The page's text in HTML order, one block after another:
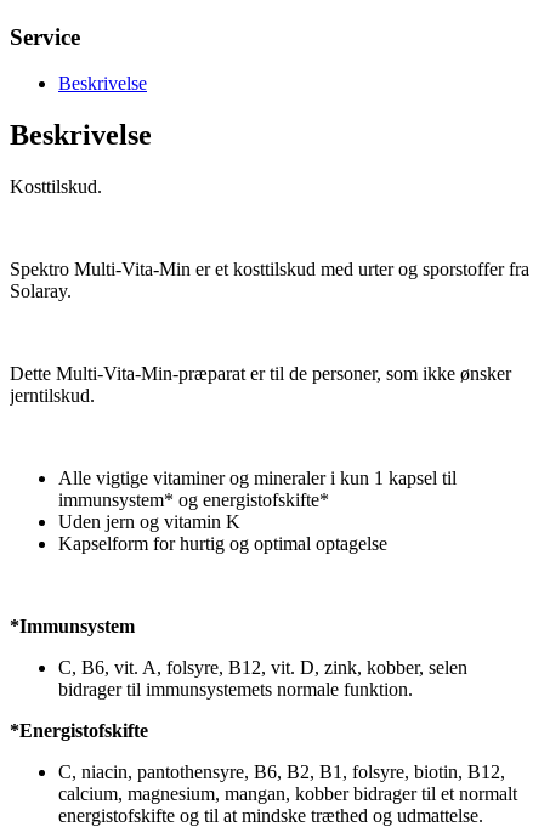
Service
Beskrivelse
Beskrivelse
Kosttilskud.
Spektro Multi-Vita-Min er et kosttilskud med urter og sporstoffer fra
Solaray.
Dette Multi-Vita-Min-præparat er til de personer, som ikke ønsker
jerntilskud.
Alle vigtige vitaminer og mineraler i kun 1 kapsel til
immunsystem* og energistofskifte*
Uden jern og vitamin K
Kapselform for hurtig og optimal optagelse
*Immunsystem
C, B6, vit. A, folsyre, B12, vit. D, zink, kobber, selen
bidrager til immunsystemets normale funktion.
*Energistofskifte
C, niacin, pantothensyre, B6, B2, B1, folsyre, biotin, B12,
calcium, magnesium, mangan, kobber bidrager til et normalt
energistofskifte og til at mindske træthed og udmattelse.